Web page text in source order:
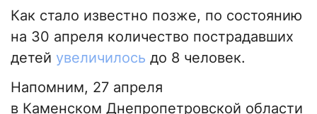
Как стало известно позже, по состоянию
на 30 апреля количество пострадавших
детей увеличилось до 8 человек.
Напомним, 27 апреля
в Каменском Днепропетровской области